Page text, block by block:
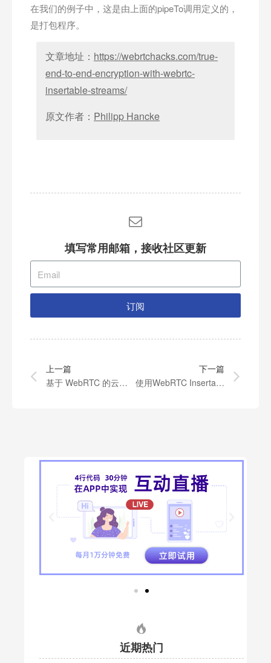
在我们的例子中，这是由上面的pipeTo调用定义的，
是打包程序。
文章地址： https://webrtchacks.com/true-
end-to-end-encryption-with-webrtc-
insertable-streams/
原文作者： Philipp Hancke
填写常用邮箱，接收社区更新
订阅
上一篇
基于 WebRTC 的云游戏开源项目（四）
下一篇
使用WebRTC Insertable Stream实现端对端加密（二）
近期热门